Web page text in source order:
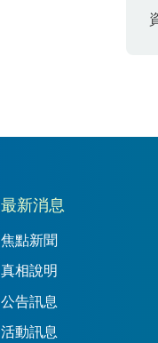
最新消息
焦點新聞
真相說明
公告訊息
活動訊息